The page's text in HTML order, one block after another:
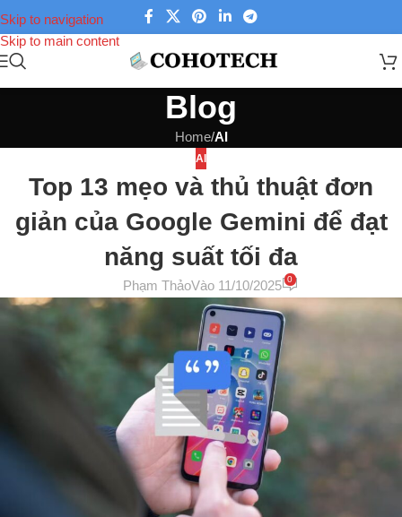
Skip to navigation
Skip to main content
Blog
Home/AI
AI
Top 13 mẹo và thủ thuật đơn
giản của Google Gemini để đạt
năng suất tối đa
Phạm ThảoVào 11/10/2025 0